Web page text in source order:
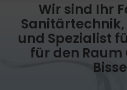
Wir sind Ihr
und Spezialist
für den